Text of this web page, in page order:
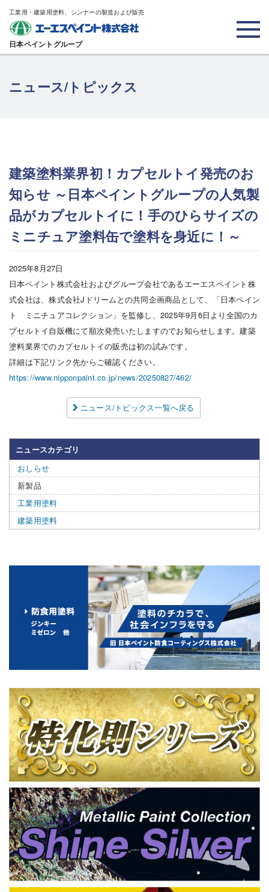
工業用・建築用塗料、シンナーの製造および販売
日本ペイントグループ
ニュース/トピックス
建築塗料業界初！カプセルトイ発売のお
知らせ ～日本ペイントグループの人気製
品がカプセルトイに！手のひらサイズの
ミニチュア塗料缶で塗料を身近に！～
2025年8月27日
日本ペイント株式会社およびグループ会社であるエーエスペイント株
式会社は、株式会社Jドリームとの共同企画商品として、「日本ペイン
ト ミニチュアコレクション」を監修し、2025年9月6日より全国のカ
プセルトイ自販機にて順次発売いたしますのでお知らせします。建築
塗料業界でのカプセルトイの販売は初の試みです。
詳細は下記リンク先からご確認ください。
https://www.nipponpaint.co.jp/news/20250827/462/
ニュース/トピックス一覧へ戻る
ニュースカテゴリ
おしらせ
新製品
工業用塗料
建築用塗料